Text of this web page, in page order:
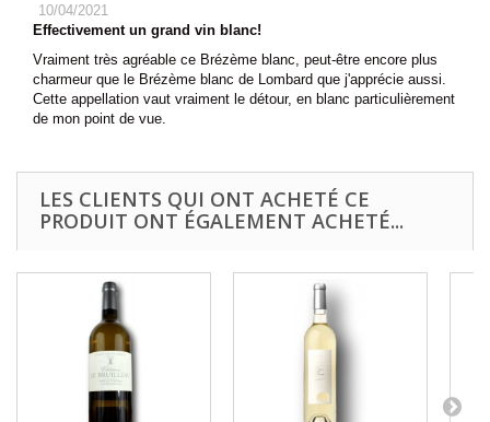
10/04/2021
Effectivement un grand vin blanc!
Vraiment très agréable ce Brézème blanc, peut-être encore plus
charmeur que le Brézème blanc de Lombard que j'apprécie aussi.
Cette appellation vaut vraiment le détour, en blanc particulièrement
de mon point de vue.
LES CLIENTS QUI ONT ACHETÉ CE
PRODUIT ONT ÉGALEMENT ACHETÉ...